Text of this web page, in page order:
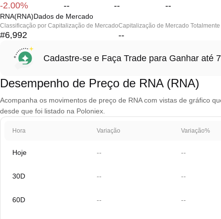
-2.00% -- -- --
RNA(RNA)Dados de Mercado
Classificação por Capitalização de Mercado
#6,992
Capitalização de Mercado
--
Cadastre-se e Faça Trade para Ganhar até
Desempenho de Preço de RNA (RNA)
Acompanha os movimentos de preço de RNA com vistas de gráfico
desde que foi listado na Poloniex.
Hora Variação Variação%
Hoje -- --
30D -- --
60D -- --